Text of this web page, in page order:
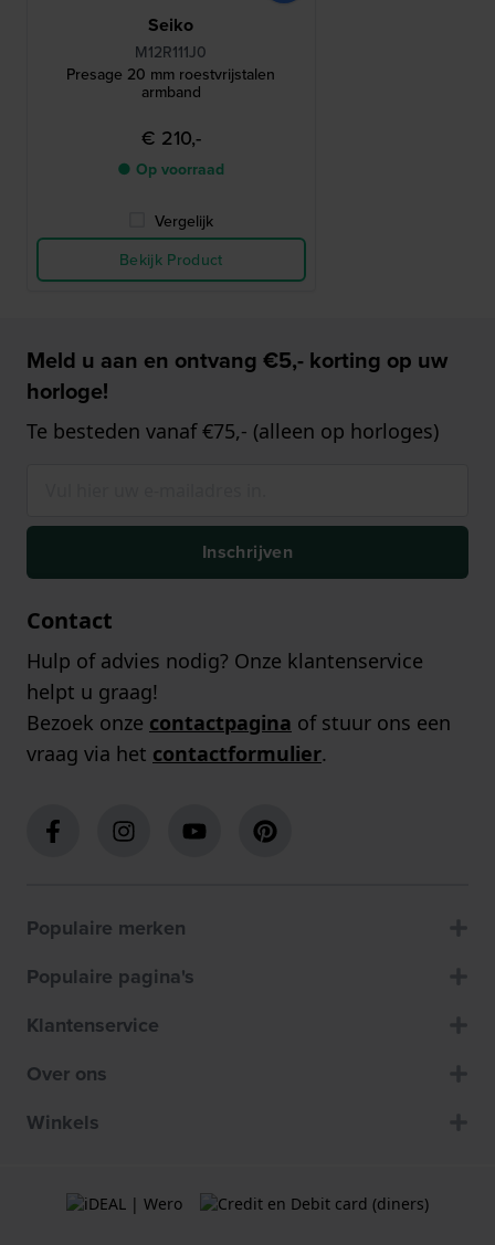
Seiko
M12R111J0
Presage 20 mm roestvrijstalen
armband
€ 210,-
● Op voorraad
Vergelijk
Bekijk Product
Meld u aan en ontvang €5,- korting op uw
horloge!
Te besteden vanaf €75,- (alleen op horloges)
Inschrijven
Contact
Hulp of advies nodig? Onze klantenservice
helpt u graag!
Bezoek onze contactpagina of stuur ons een
vraag via het contactformulier.
Populaire merken
Populaire pagina's
Klantenservice
Over ons
Winkels